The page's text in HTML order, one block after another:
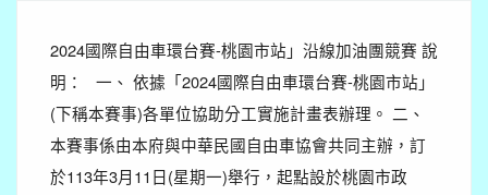
2024國際自由車環台賽-桃園市站」沿線加油團競賽 說
明： 一、 依據「2024國際自由車環台賽-桃園市站」
(下稱本賽事)各單位協助分工實施計畫表辦理。 二、
本賽事係由本府與中華民國自由車協會共同主辦，訂
於113年3月11日(星期一)舉行，起點設於桃園市政